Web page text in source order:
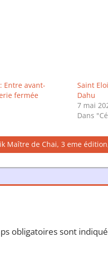
Entre avant-
fermée
Saint
Dahu
7 mai
Dans
:
Maître de Chai, 3 eme
obligatoires sont